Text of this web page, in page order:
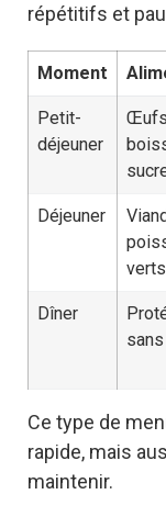
répétitifs et
Moment
Petit-
déjeuner
Déjeuner
verts
Dîner
Ce type de
rapide, mais
maintenir.